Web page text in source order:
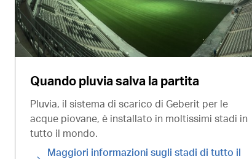
Quando pluvia salva la partita
Pluvia, il sistema di scarico di Geberit per le
acque piovane, è installato in moltissimi stadi in
tutto il mondo.
Maggiori informazioni sugli stadi di tutto il